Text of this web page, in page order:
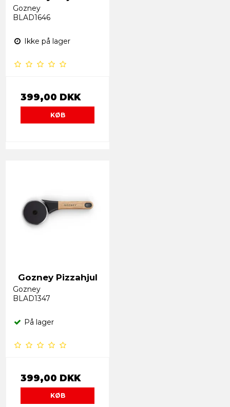
Gozney
BLAD1646
Ikke på lager
399,00 DKK
KØB
Gozney Pizzahjul
Gozney
BLAD1347
På lager
399,00 DKK
KØB